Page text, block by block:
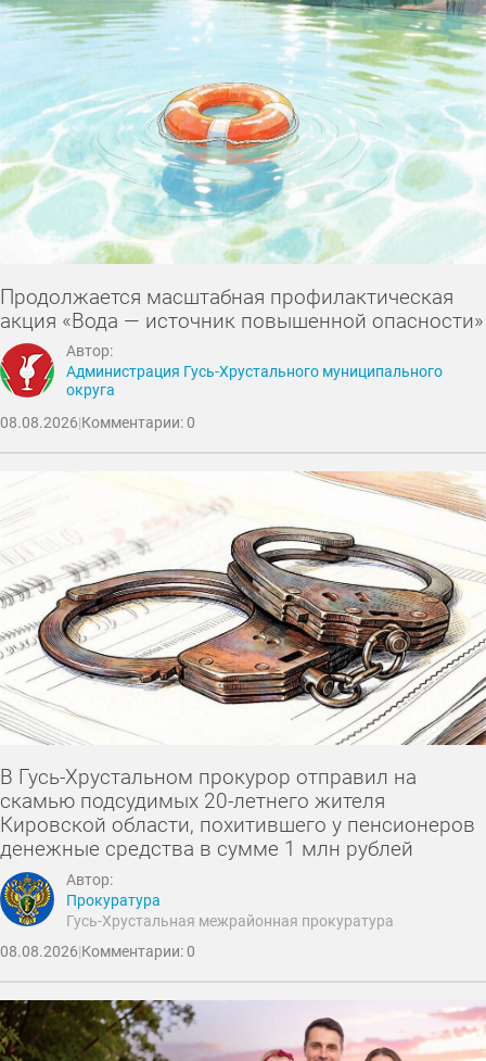
Продолжается масштабная профилактическая
акция «Вода — источник повышенной опасности»
Автор:
Администрация Гусь-Хрустального муниципального
округа
08.08.2026|Комментарии: 0
В Гусь-Хрустальном прокурор отправил на
скамью подсудимых 20-летнего жителя
Кировской области, похитившего у пенсионеров
денежные средства в сумме 1 млн рублей
Автор:
Прокуратура
Гусь-Хрустальная межрайонная прокуратура
08.08.2026|Комментарии: 0